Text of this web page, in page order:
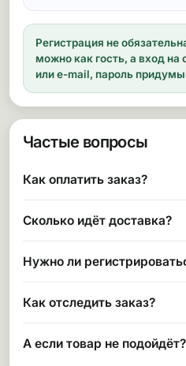
Регистрация не
можно как гость, а вход на
или e-mail, пароль
Частые вопросы
Как оплатить заказ?
Сколько идёт доставка?
Нужно ли
Как отследить заказ?
А если товар не подойдёт?